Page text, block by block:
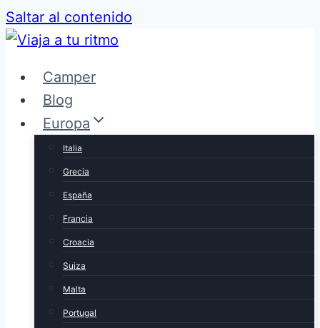
Saltar al contenido
Camper
Blog
Europa
Italia
Grecia
España
Francia
Croacia
Suiza
Malta
Portugal